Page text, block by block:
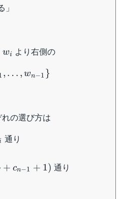
」
w_i
wi より右側の
, … , wn−1 }
の選び方は
通り
+ cn−1 + 1) 通り